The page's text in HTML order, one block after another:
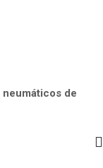
neumáticos de